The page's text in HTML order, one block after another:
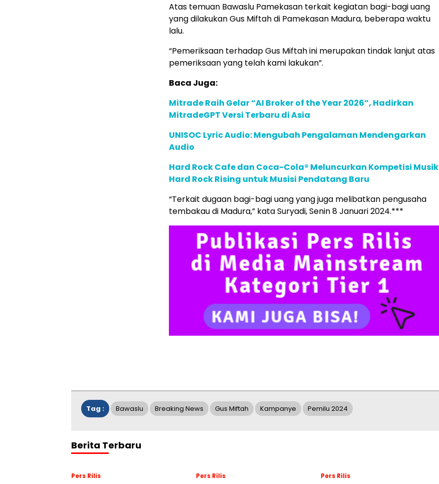
Atas temuan Bawaslu Pamekasan terkait kegiatan bagi-bagi uang
yang dilakukan Gus Miftah di Pamekasan Madura, beberapa waktu
lalu.
“Pemeriksaan terhadap Gus Miftah ini merupakan tindak lanjut atas
pemeriksaan yang telah kami lakukan”.
Baca Juga:
Mitrade Raih Gelar “AI Broker of the Year 2026”, Hadirkan
MitradeGPT Versi Terbaru di Asia
UNISOC Lyric Audio: Mengubah Pengalaman Mendengarkan
Audio
Hard Rock Cafe dan Coca-Cola® Meluncurkan Kompetisi Musik
Hard Rock Rising untuk Musisi Pendatang Baru
“Terkait dugaan bagi-bagi uang yang juga melibatkan pengusaha
tembakau di Madura,” kata Suryadi, Senin 8 Januari 2024.***
Tag : Bawaslu Breaking News Gus Miftah Kampanye Pemilu 2024
Berita Terbaru
Pers Rilis Pers Rilis Pers Rilis